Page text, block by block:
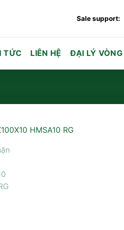
Sale support:
TỨC LIÊN HỆ ĐẠI LÝ VÒNG